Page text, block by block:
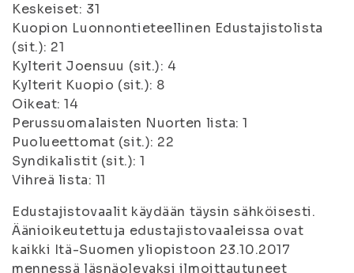
Keskeiset: 31
Kuopion Luonnontieteellinen Edustajistolista
(sit.): 21
Kylterit Joensuu (sit.): 4
Kylterit Kuopio (sit.): 8
Oikeat: 14
Perussuomalaisten Nuorten lista: 1
Puolueettomat (sit.): 22
Syndikalistit (sit.): 1
Vihreä lista: 11
Edustajistovaalit käydään täysin sähköisesti.
Äänioikeutettuja edustajistovaaleissa ovat
kaikki Itä-Suomen yliopistoon 23.10.2017
mennessä läsnäolevaksi ilmoittautuneet